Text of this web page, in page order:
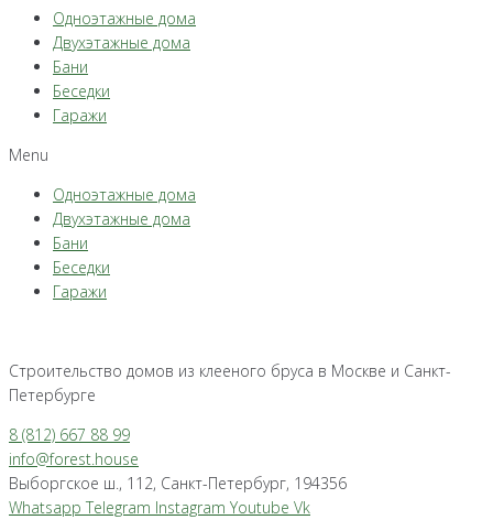
Одноэтажные дома
Двухэтажные дома
Бани
Беседки
Гаражи
Menu
Одноэтажные дома
Двухэтажные дома
Бани
Беседки
Гаражи
Строительство домов из клееного бруса в Москве и Санкт-
Петербурге
8 (812) 667 88 99
info@forest.house
Выборгское ш., 112, Санкт-Петербург, 194356
Whatsapp Telegram Instagram Youtube Vk